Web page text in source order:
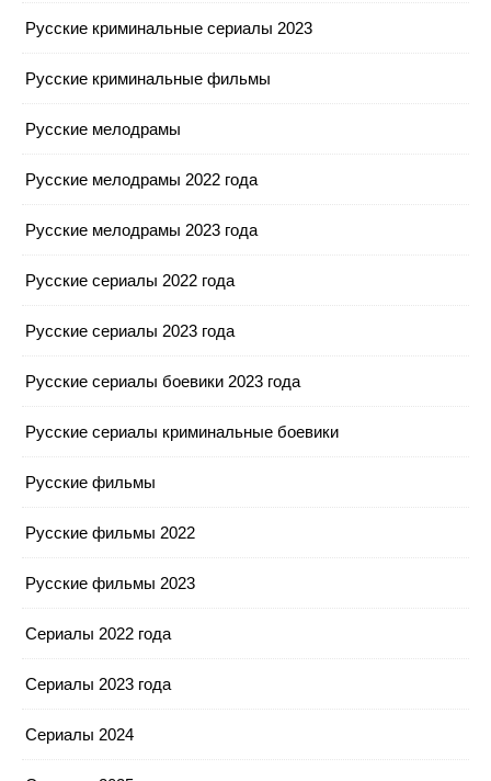
Русские криминальные сериалы 2023
Русские криминальные фильмы
Русские мелодрамы
Русские мелодрамы 2022 года
Русские мелодрамы 2023 года
Русские сериалы 2022 года
Русские сериалы 2023 года
Русские сериалы боевики 2023 года
Русские сериалы криминальные боевики
Русские фильмы
Русские фильмы 2022
Русские фильмы 2023
Сериалы 2022 года
Сериалы 2023 года
Сериалы 2024